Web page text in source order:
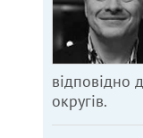
відповідно
округів.